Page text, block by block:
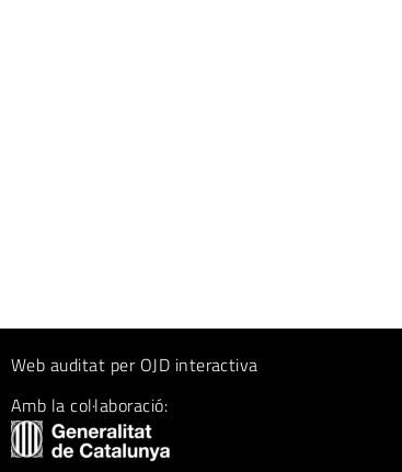
Web auditat per OJD interactiva
Amb la col·laboració: